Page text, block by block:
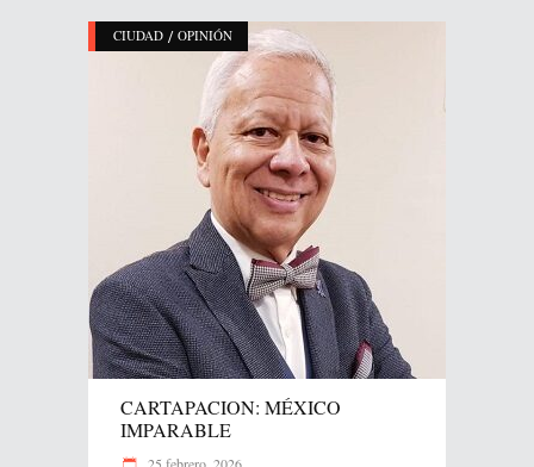
CIUDAD / OPINIÓN
CARTAPACION: MÉXICO
IMPARABLE
25 febrero, 2026